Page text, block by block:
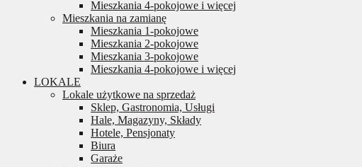
Mieszkania 4-pokojowe i więcej
Mieszkania na zamianę
Mieszkania 1-pokojowe
Mieszkania 2-pokojowe
Mieszkania 3-pokojowe
Mieszkania 4-pokojowe i więcej
LOKALE
Lokale użytkowe na sprzedaż
Sklep, Gastronomia, Usługi
Hale, Magazyny, Składy
Hotele, Pensjonaty
Biura
Garaże